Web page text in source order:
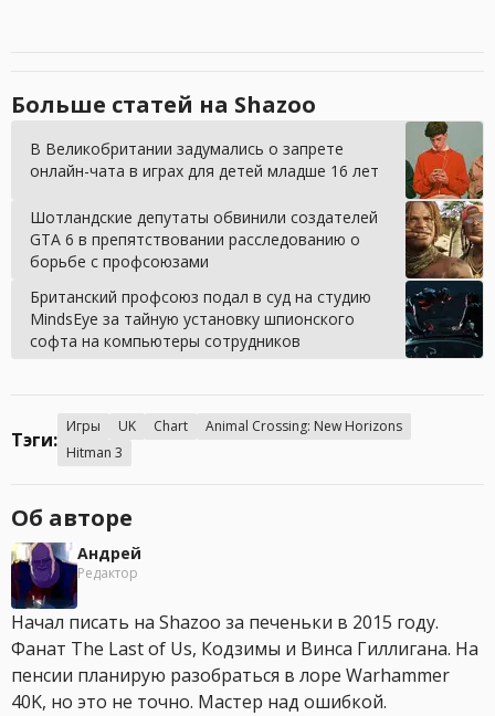
Больше статей на Shazoo
В Великобритании задумались о запрете
онлайн-чата в играх для детей младше 16 лет
Шотландские депутаты обвинили создателей
GTA 6 в препятствовании расследованию о
борьбе с профсоюзами
Британский профсоюз подал в суд на студию
MindsEye за тайную установку шпионского
софта на компьютеры сотрудников
Тэги:
Игры UK Chart
Animal Crossing: New Horizons
Hitman 3
Об авторе
Андрей
Редактор
Начал писать на Shazoo за печеньки в 2015 году.
Фанат The Last of Us, Кодзимы и Винса Гиллигана. На
пенсии планирую разобраться в лоре Warhammer
40K, но это не точно. Мастер над ошибкой.